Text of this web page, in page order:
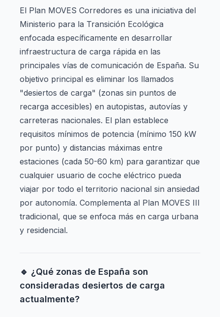
El Plan MOVES Corredores es una iniciativa del
Ministerio para la Transición Ecológica
enfocada específicamente en desarrollar
infraestructura de carga rápida en las
principales vías de comunicación de España. Su
objetivo principal es eliminar los llamados
"desiertos de carga" (zonas sin puntos de
recarga accesibles) en autopistas, autovías y
carreteras nacionales. El plan establece
requisitos mínimos de potencia (mínimo 150 kW
por punto) y distancias máximas entre
estaciones (cada 50-60 km) para garantizar que
cualquier usuario de coche eléctrico pueda
viajar por todo el territorio nacional sin ansiedad
por autonomía. Complementa al Plan MOVES III
tradicional, que se enfoca más en carga urbana
y residencial.
🔹 ¿Qué zonas de España son
consideradas desiertos de carga
actualmente?